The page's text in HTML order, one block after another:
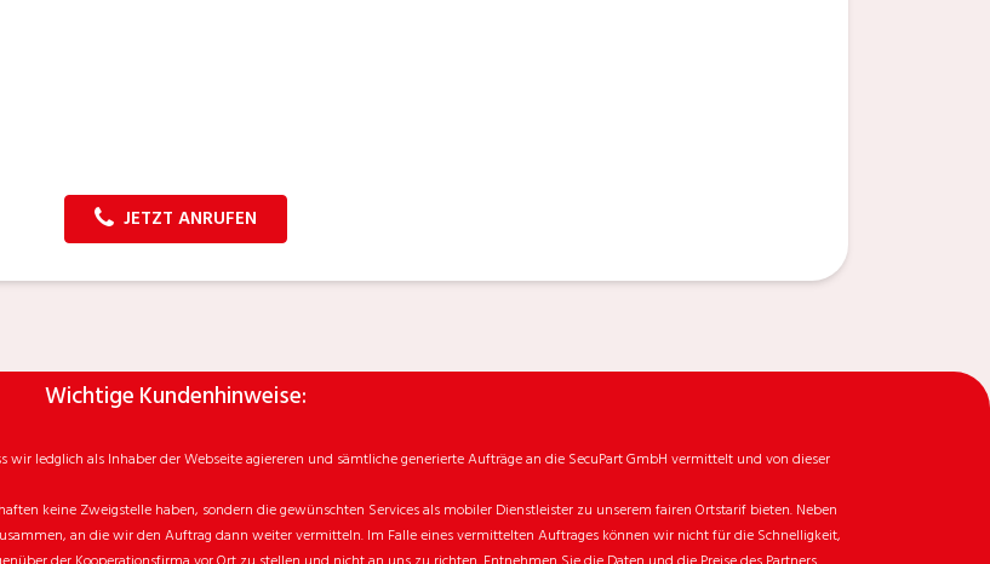
JETZT ANRUFEN
Wichtige Kundenhinweise:
wir ledglich als Inhaber der Webseite agiereren und sämtliche generierte Aufträge an die SecuPart GmbH vermittelt und von dieser
keine Zweigstelle haben, sondern die gewünschten Services als mobiler Dienstleister zu unserem fairen Ortstarif bieten. Neben
an die wir den Auftrag dann weiter vermitteln. Im Falle eines vermittelten Auftrages können wir nicht für die Schnelligkeit,